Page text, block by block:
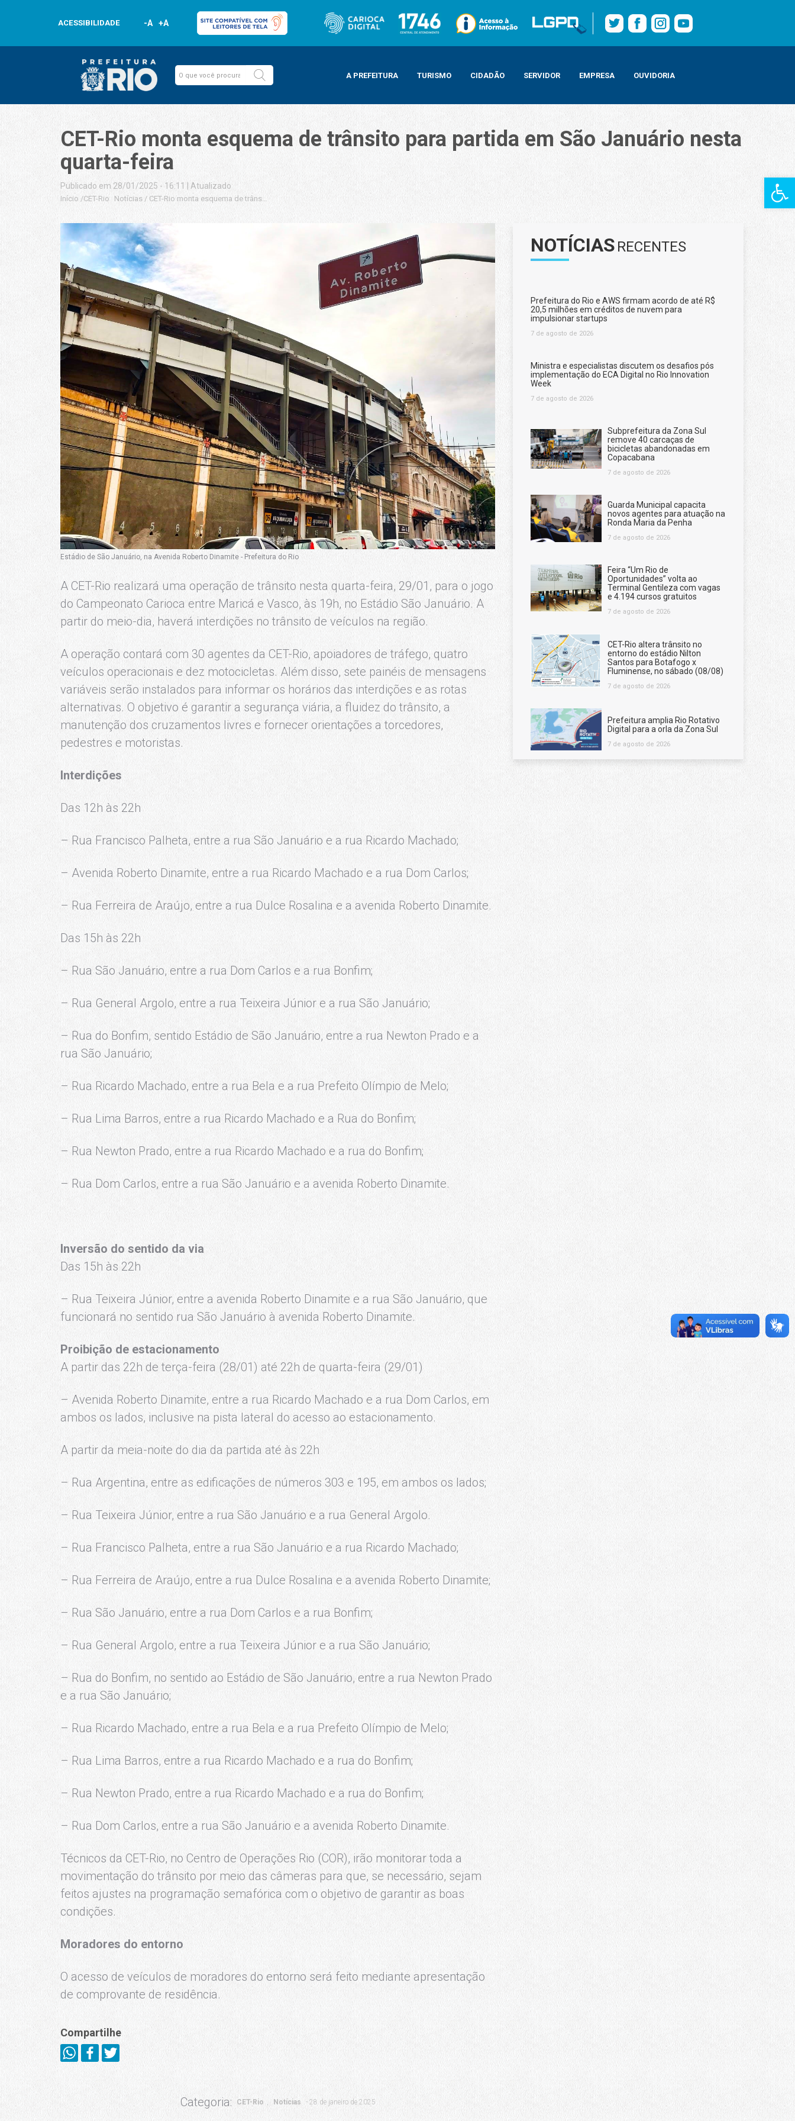
Barra de
ACESSIBILIDADE -A +A
A PREFEITURA TURISMO CIDADÃO SERVIDOR EMPRESA OUVIDORIA
CET-Rio monta esquema de trânsito para partida em São Januário nesta
quarta-feira
Publicado em 28/01/2025 - 16:11 Atualizado
Início /CET-Rio Notícias / CET-Rio monta esquema de trânsito para partida em São Januário nesta quarta-feira
Estádio de São Januário, na Avenida Roberto Dinamite - Prefeitura do Rio
A CET-Rio realizará uma operação de trânsito nesta quarta-feira, 29/01, para o jogo
do Campeonato Carioca entre Maricá e Vasco, às 19h, no Estádio São Januário. A
partir do meio-dia, haverá interdições no trânsito de veículos na região.
A operação contará com 30 agentes da CET-Rio, apoiadores de tráfego, quatro
veículos operacionais e dez motocicletas. Além disso, sete painéis de mensagens
variáveis serão instalados para informar os horários das interdições e as rotas
alternativas. O objetivo é garantir a segurança viária, a fluidez do trânsito, a
manutenção dos cruzamentos livres e fornecer orientações a torcedores,
pedestres e motoristas.
Interdições
Das 12h às 22h
– Rua Francisco Palheta, entre a rua São Januário e a rua Ricardo Machado;
– Avenida Roberto Dinamite, entre a rua Ricardo Machado e a rua Dom Carlos;
– Rua Ferreira de Araújo, entre a rua Dulce Rosalina e a avenida Roberto Dinamite.
Das 15h às 22h
– Rua São Januário, entre a rua Dom Carlos e a rua Bonfim;
– Rua General Argolo, entre a rua Teixeira Júnior e a rua São Januário;
– Rua do Bonfim, sentido Estádio de São Januário, entre a rua Newton Prado e a
rua São Januário;
– Rua Ricardo Machado, entre a rua Bela e a rua Prefeito Olímpio de Melo;
– Rua Lima Barros, entre a rua Ricardo Machado e a Rua do Bonfim;
– Rua Newton Prado, entre a rua Ricardo Machado e a rua do Bonfim;
– Rua Dom Carlos, entre a rua São Januário e a avenida Roberto Dinamite.
Inversão do sentido da via
Das 15h às 22h
– Rua Teixeira Júnior, entre a avenida Roberto Dinamite e a rua São Januário, que
funcionará no sentido rua São Januário à avenida Roberto Dinamite.
Proibição de estacionamento
A partir das 22h de terça-feira (28/01) até 22h de quarta-feira (29/01)
– Avenida Roberto Dinamite, entre a rua Ricardo Machado e a rua Dom Carlos, em
ambos os lados, inclusive na pista lateral do acesso ao estacionamento.
A partir da meia-noite do dia da partida até às 22h
– Rua Argentina, entre as edificações de números 303 e 195, em ambos os lados;
– Rua Teixeira Júnior, entre a rua São Januário e a rua General Argolo.
– Rua Francisco Palheta, entre a rua São Januário e a rua Ricardo Machado;
– Rua Ferreira de Araújo, entre a rua Dulce Rosalina e a avenida Roberto Dinamite;
– Rua São Januário, entre a rua Dom Carlos e a rua Bonfim;
– Rua General Argolo, entre a rua Teixeira Júnior e a rua São Januário;
– Rua do Bonfim, no sentido ao Estádio de São Januário, entre a rua Newton Prado
e a rua São Januário;
– Rua Ricardo Machado, entre a rua Bela e a rua Prefeito Olímpio de Melo;
– Rua Lima Barros, entre a rua Ricardo Machado e a rua do Bonfim;
– Rua Newton Prado, entre a rua Ricardo Machado e a rua do Bonfim;
– Rua Dom Carlos, entre a rua São Januário e a avenida Roberto Dinamite.
Técnicos da CET-Rio, no Centro de Operações Rio (COR), irão monitorar toda a
movimentação do trânsito por meio das câmeras para que, se necessário, sejam
feitos ajustes na programação semafórica com o objetivo de garantir as boas
condições.
Moradores do entorno
O acesso de veículos de moradores do entorno será feito mediante apresentação
de comprovante de residência.
Compartilhe
Categoria: CET-Rio Notícias 28 de janeiro de 2025
NOTÍCIAS RECENTES
Prefeitura do Rio e AWS firmam acordo de até R$
20,5 milhões em créditos de nuvem para
impulsionar startups
7 de agosto de 2026
Ministra e especialistas discutem os desafios pós
implementação do ECA Digital no Rio Innovation
Week
7 de agosto de 2026
Subprefeitura da Zona Sul
remove 40 carcaças de
bicicletas abandonadas em
Copacabana
7 de agosto de 2026
Guarda Municipal capacita
novos agentes para atuação na
Ronda Maria da Penha
7 de agosto de 2026
Feira “Um Rio de
Oportunidades” volta ao
Terminal Gentileza com vagas
e 4.194 cursos gratuitos
7 de agosto de 2026
CET-Rio altera trânsito no
entorno do estádio Nilton
Santos para Botafogo x
Fluminense, no sábado (08/08)
7 de agosto de 2026
Prefeitura amplia Rio Rotativo
Digital para a orla da Zona Sul
7 de agosto de 2026